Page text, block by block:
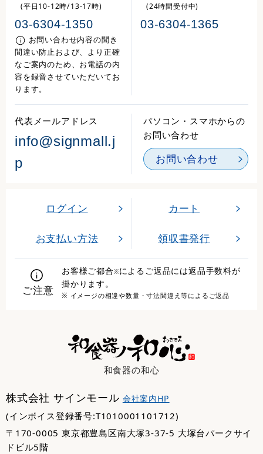
(平日10-12時/13-17時)
03-6304-1350
お問い合わせ内容の聞き
間違い防止および、より正確
なご案内のため、お電話の内
容を録音させていただいてお
ります。
(24時間受付中)
03-6304-1365
代表メールアドレス
info@signmall.j
p
パソコン・スマホからの
お問い合わせ
お問い合わせ
ログイン カート
お支払い方法 領収書発行
ご注意
お客様ご都合※によるご返品には返品手数料が
掛かります。
※ イメージの相違や数量・寸法間違え等によるご返品
和食器の和心
株式会社 サインモール 会社案内HP
(インボイス登録番号:T1010001101712)
〒170-0005 東京都豊島区南大塚3-37-5 大塚台パークサイ
ドビル5階